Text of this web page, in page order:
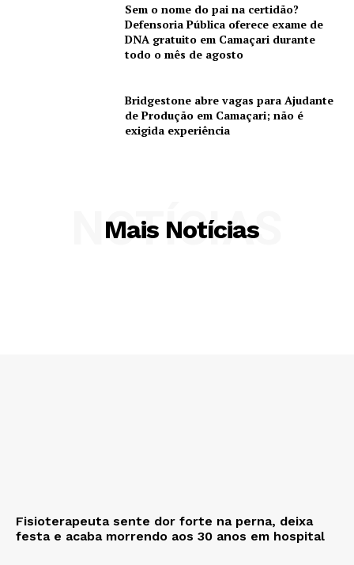
Sem o nome do pai na certidão?
Defensoria Pública oferece exame de
DNA gratuito em Camaçari durante
todo o mês de agosto
Bridgestone abre vagas para Ajudante
de Produção em Camaçari; não é
exigida experiência
Mais Notícias
NOTÍCIAS
Fisioterapeuta sente dor forte na perna, deixa
festa e acaba morrendo aos 30 anos em hospital